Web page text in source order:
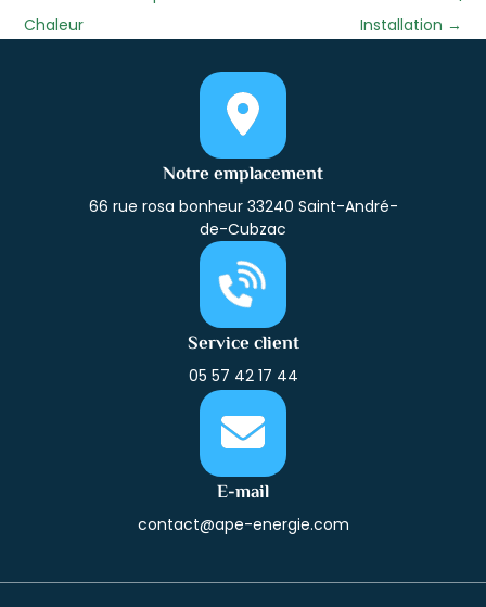
Chaleur
Installation →
Notre emplacement
66 rue rosa bonheur 33240 Saint-André-
de-Cubzac
Service client
05 57 42 17 44
E-mail
contact@ape-energie.com